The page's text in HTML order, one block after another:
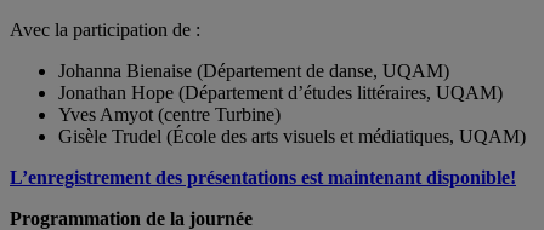
Avec la participation de :
Johanna Bienaise (Département de danse, UQAM)
Jonathan Hope (Département d’études littéraires, UQAM)
Yves Amyot (centre Turbine)
Gisèle Trudel (École des arts visuels et médiatiques, UQAM)
L’enregistrement des présentations est maintenant disponible!
Programmation de la journée